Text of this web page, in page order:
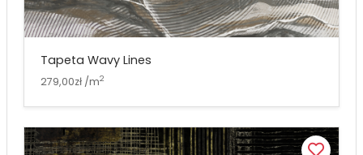
Tapeta Wavy Lines
279,00zł /m2